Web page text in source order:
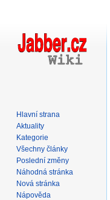
Hlavní strana
Aktuality
Kategorie
Všechny články
Poslední změny
Náhodná stránka
Nová stránka
Nápověda